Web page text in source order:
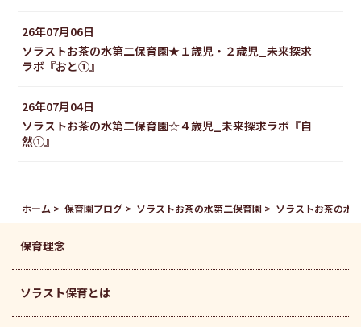
26年07月06日
ソラストお茶の水第二保育園★１歳児・２歳児_未来探求
ラボ『おと①』
26年07月04日
ソラストお茶の水第二保育園☆４歳児_未来探求ラボ『自
然①』
ホーム 保育園ブログ ソラストお茶の水第二保育園 ソラストお茶の水
保育理念
ソラスト保育とは